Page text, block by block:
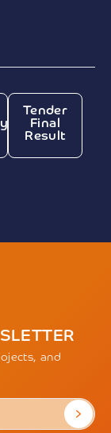
Tender
Final
Result
and